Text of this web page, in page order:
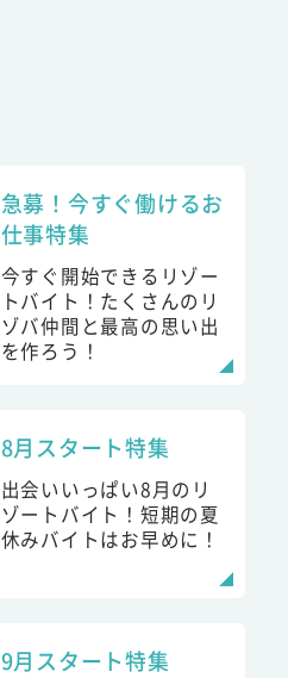
急募！今すぐ働けるお
仕事特集
今すぐ開始できるリゾー
トバイト！たくさんのリ
ゾバ仲間と最高の思い出
を作ろう！
8月スタート特集
出会いいっぱい8月のリ
ゾートバイト！短期の夏
休みバイトはお早めに！
9月スタート特集